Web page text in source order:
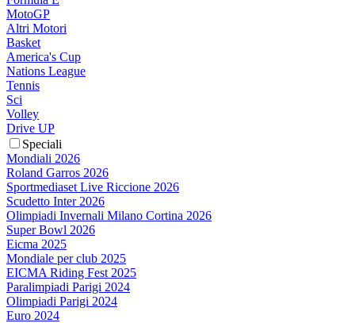
MotoGP
Altri Motori
Basket
America's Cup
Nations League
Tennis
Sci
Volley
Drive UP
Speciali
Mondiali 2026
Roland Garros 2026
Sportmediaset Live Riccione 2026
Scudetto Inter 2026
Olimpiadi Invernali Milano Cortina 2026
Super Bowl 2026
Eicma 2025
Mondiale per club 2025
EICMA Riding Fest 2025
Paralimpiadi Parigi 2024
Olimpiadi Parigi 2024
Euro 2024